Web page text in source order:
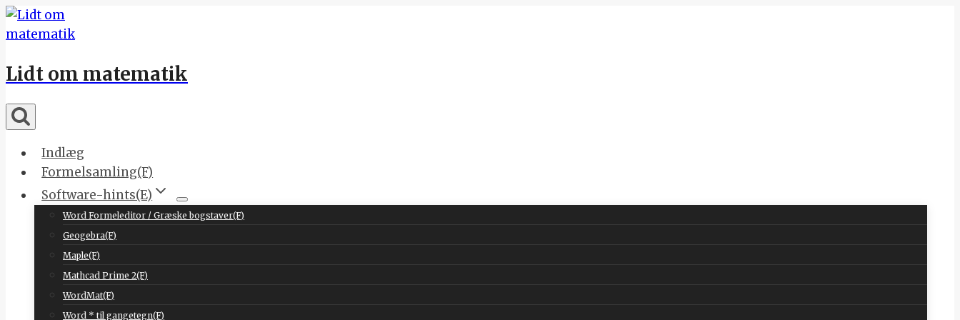
Skip
to
Lidt om matematik
Indlæg
Formelsamling(F)
Software-hints(E)
Word Formeleditor / Græske bogstaver(F)
Geogebra(F)
Maple(F)
Mathcad Prime 2(F)
WordMat(F)
Word * til gangetegn(F)